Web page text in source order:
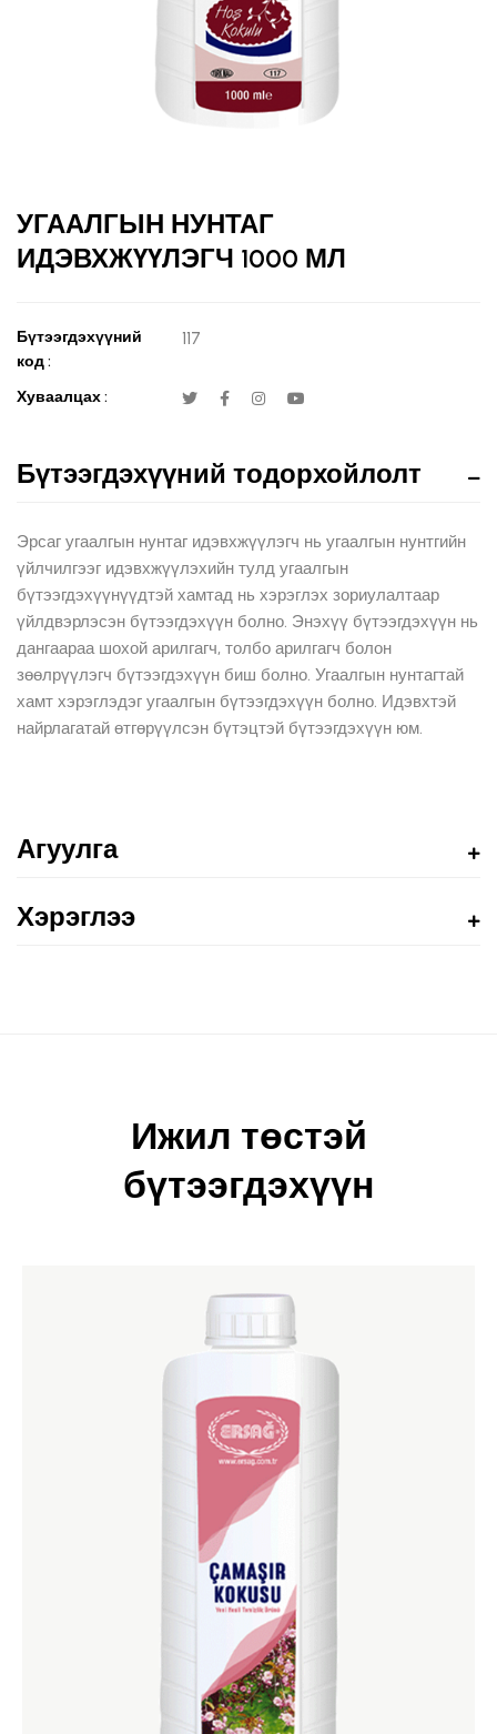
УГААЛГЫН НУНТАГ
ИДЭВХЖҮҮЛЭГЧ 1000 МЛ
Бүтээгдэхүүний
код :
117
Хуваалцах :
Бүтээгдэхүүний тодорхойлолт
Эрсаг угаалгын нунтаг идэвхжүүлэгч нь угаалгын нунтгийн
үйлчилгээг идэвхжүүлэхийн тулд угаалгын
бүтээгдэхүүнүүдтэй хамтад нь хэрэглэх зориулалтаар
үйлдвэрлэсэн бүтээгдэхүүн болно. Энэхүү бүтээгдэхүүн нь
дангаараа шохой арилгагч, толбо арилгагч болон
зөөлрүүлэгч бүтээгдэхүүн биш болно. Угаалгын нунтагтай
хамт хэрэглэдэг угаалгын бүтээгдэхүүн болно. Идэвхтэй
найрлагатай өтгөрүүлсэн бүтэцтэй бүтээгдэхүүн юм.
Агуулга
Хэрэглээ
Ижил төстэй
бүтээгдэхүүн